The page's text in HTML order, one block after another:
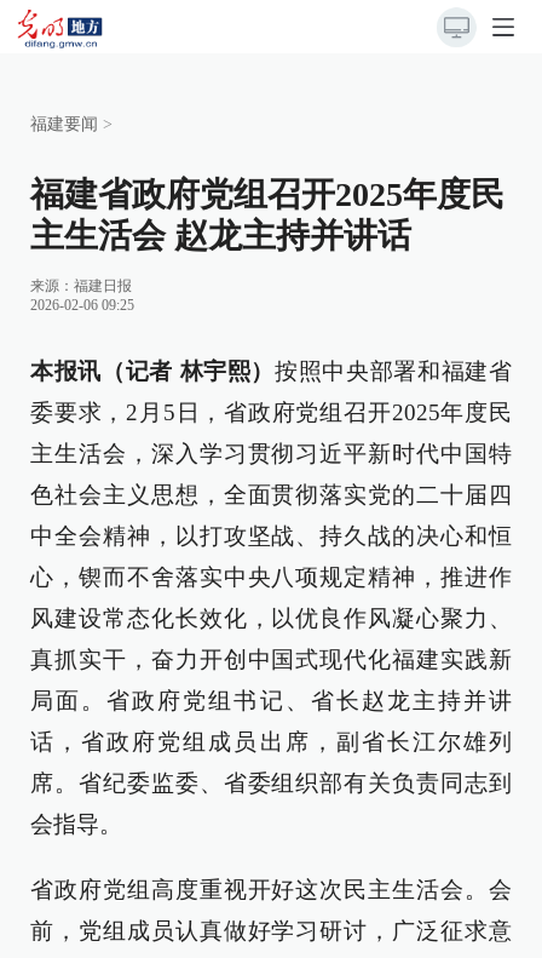
福建要闻 >
福建省政府党组召开2025年度民
主生活会 赵龙主持并讲话
来源： 福建日报
2026-02-06 09:25
本报讯（记者 林宇熙）按照中央部署和福建省
委要求，2月5日，省政府党组召开2025年度民
主生活会，深入学习贯彻习近平新时代中国特
色社会主义思想，全面贯彻落实党的二十届四
中全会精神，以打攻坚战、持久战的决心和恒
心，锲而不舍落实中央八项规定精神，推进作
风建设常态化长效化，以优良作风凝心聚力、
真抓实干，奋力开创中国式现代化福建实践新
局面。省政府党组书记、省长赵龙主持并讲
话，省政府党组成员出席，副省长江尔雄列
席。省纪委监委、省委组织部有关负责同志到
会指导。
省政府党组高度重视开好这次民主生活会。会
前，党组成员认真做好学习研讨，广泛征求意